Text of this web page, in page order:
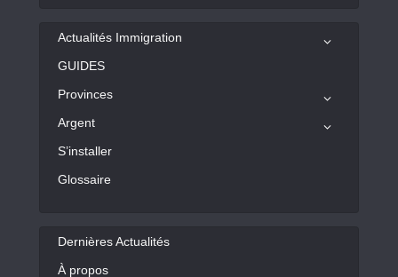
Actualités Immigration
GUIDES
Provinces
Argent
S’installer
Glossaire
Dernières Actualités
À propos